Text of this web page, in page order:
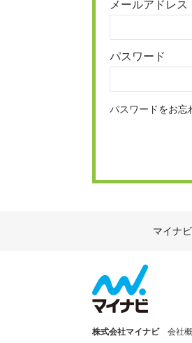
メールアドレス
パスワード
パスワードをお忘
マイナ
株式会社マイナビ 会社